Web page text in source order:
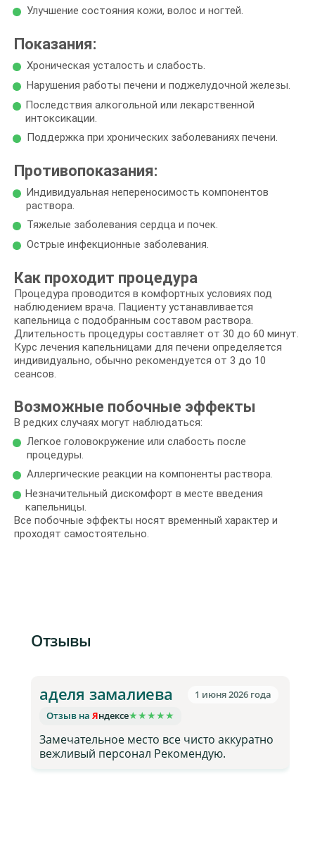
Улучшение состояния кожи, волос и ногтей.
Показания:
Хроническая усталость и слабость.
Нарушения работы печени и поджелудочной железы.
Последствия алкогольной или лекарственной
интоксикации.
Поддержка при хронических заболеваниях печени.
Противопоказания:
Индивидуальная непереносимость компонентов
раствора.
Тяжелые заболевания сердца и почек.
Острые инфекционные заболевания.
Как проходит процедура
Процедура проводится в комфортных условиях под
наблюдением врача. Пациенту устанавливается
капельница с подобранным составом раствора.
Длительность процедуры составляет от 30 до 60 минут.
Курс лечения капельницами для печени определяется
индивидуально, обычно рекомендуется от 3 до 10
сеансов.
Возможные побочные эффекты
В редких случаях могут наблюдаться:
Легкое головокружение или слабость после
процедуры.
Аллергические реакции на компоненты раствора.
Незначительный дискомфорт в месте введения
капельницы.
Все побочные эффекты носят временный характер и
проходят самостоятельно.
Отзывы
аделя замалиева
Отзыв на Яндексе★★★★★
1 июня 2026 года
Замечательное место все чисто аккуратно
вежливый персонал Рекомендую.